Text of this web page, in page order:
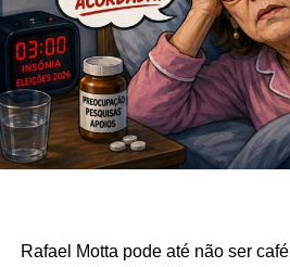
Rafael Motta pode até não ser